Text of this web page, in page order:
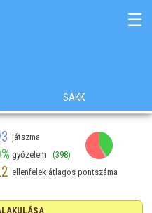
☰
SAKK
játszma
győzelem (398)
ellenfelek átlagos pontszáma